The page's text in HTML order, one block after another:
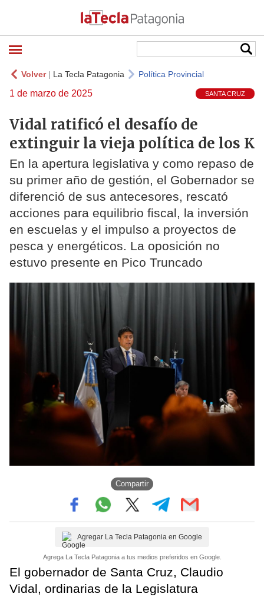
Volver| La Tecla Patagonia Política Provincial
1 de marzo de 2025 SANTA CRUZ
Vidal ratificó el desafío de
extinguir la vieja política de los K
En la apertura legislativa y como repaso de
su primer año de gestión, el Gobernador se
diferenció de sus antecesores, rescató
acciones para equilibrio fiscal, la inversión
en escuelas y el impulso a proyectos de
pesca y energéticos. La oposición no
estuvo presente en Pico Truncado
Compartir
Agregar La Tecla Patagonia en Google
Agrega La Tecla Patagonia a tus medios preferidos en Google.
El gobernador de Santa Cruz, Claudio
Vidal, ordinarias de la Legislatura